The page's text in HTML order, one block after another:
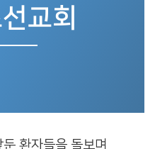
교회
환자들을 돌보며